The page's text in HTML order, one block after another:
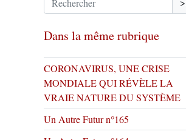
Dans la même rubrique
CORONAVIRUS, UNE CRISE
MONDIALE QUI RÉVÈLE LA
VRAIE NATURE DU SYSTÈME
Un Autre Futur n°165